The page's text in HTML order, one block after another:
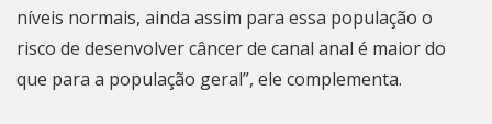
níveis normais, ainda assim para essa população o
risco de desenvolver câncer de canal anal é maior do
que para a população geral”, ele complementa.